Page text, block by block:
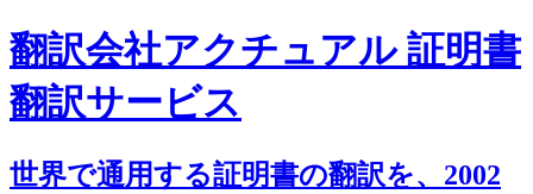
翻訳会社アクチュアル 証明書
翻訳サービス
世界で通用する証明書の翻訳を、2002